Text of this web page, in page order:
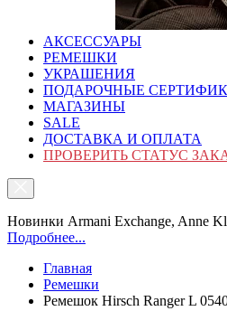
АКСЕССУАРЫ
РЕМЕШКИ
УКРАШЕНИЯ
ПОДАРОЧНЫЕ
МАГАЗИНЫ
SALE
ДОСТАВКА И ОПЛАТА
ПРОВЕРИТЬ СТАТУС
Новинки Armani Exchange, Anne
Подробнее...
Главная
Ремешки
Ремешок Hirsch Ranger L